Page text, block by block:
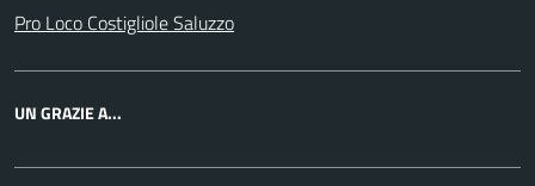
Pro Loco Costigliole Saluzzo
UN GRAZIE A...